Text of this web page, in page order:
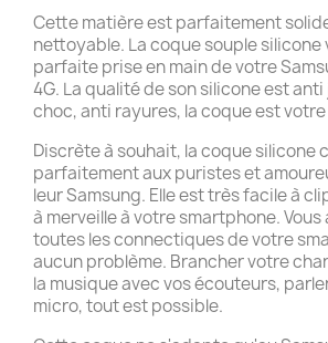
Cette matière est parfaitement
nettoyable. La coque souple silicone
parfaite prise en main de votre
4G. La qualité de son silicone est
choc, anti rayures, la coque est votre
Discrète à souhait, la coque silicone
parfaitement aux puristes et
leur Samsung. Elle est très facile à
à merveille à votre smartphone. Vous
toutes les connectiques de votre
aucun problème. Brancher votre
la musique avec vos écouteurs,
micro, tout est possible.